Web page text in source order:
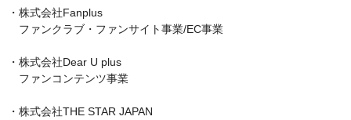
・株式会社Fanplus
ファンクラブ・ファンサイト事業/EC事業
・株式会社Dear U plus
ファンコンテンツ事業
・株式会社THE STAR JAPAN